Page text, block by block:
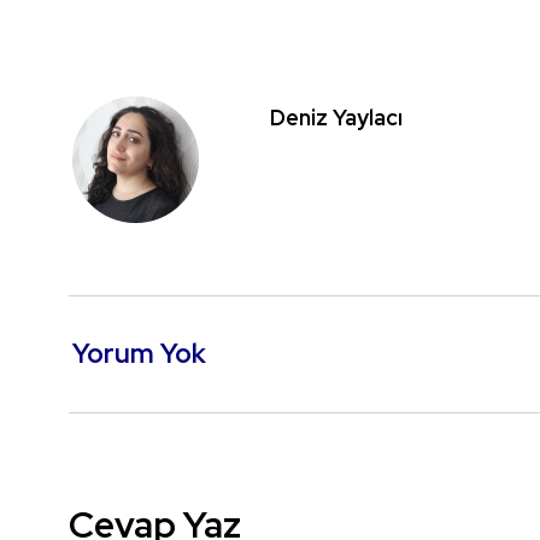
Deniz Yaylacı
Yorum Yok
Cevap Yaz